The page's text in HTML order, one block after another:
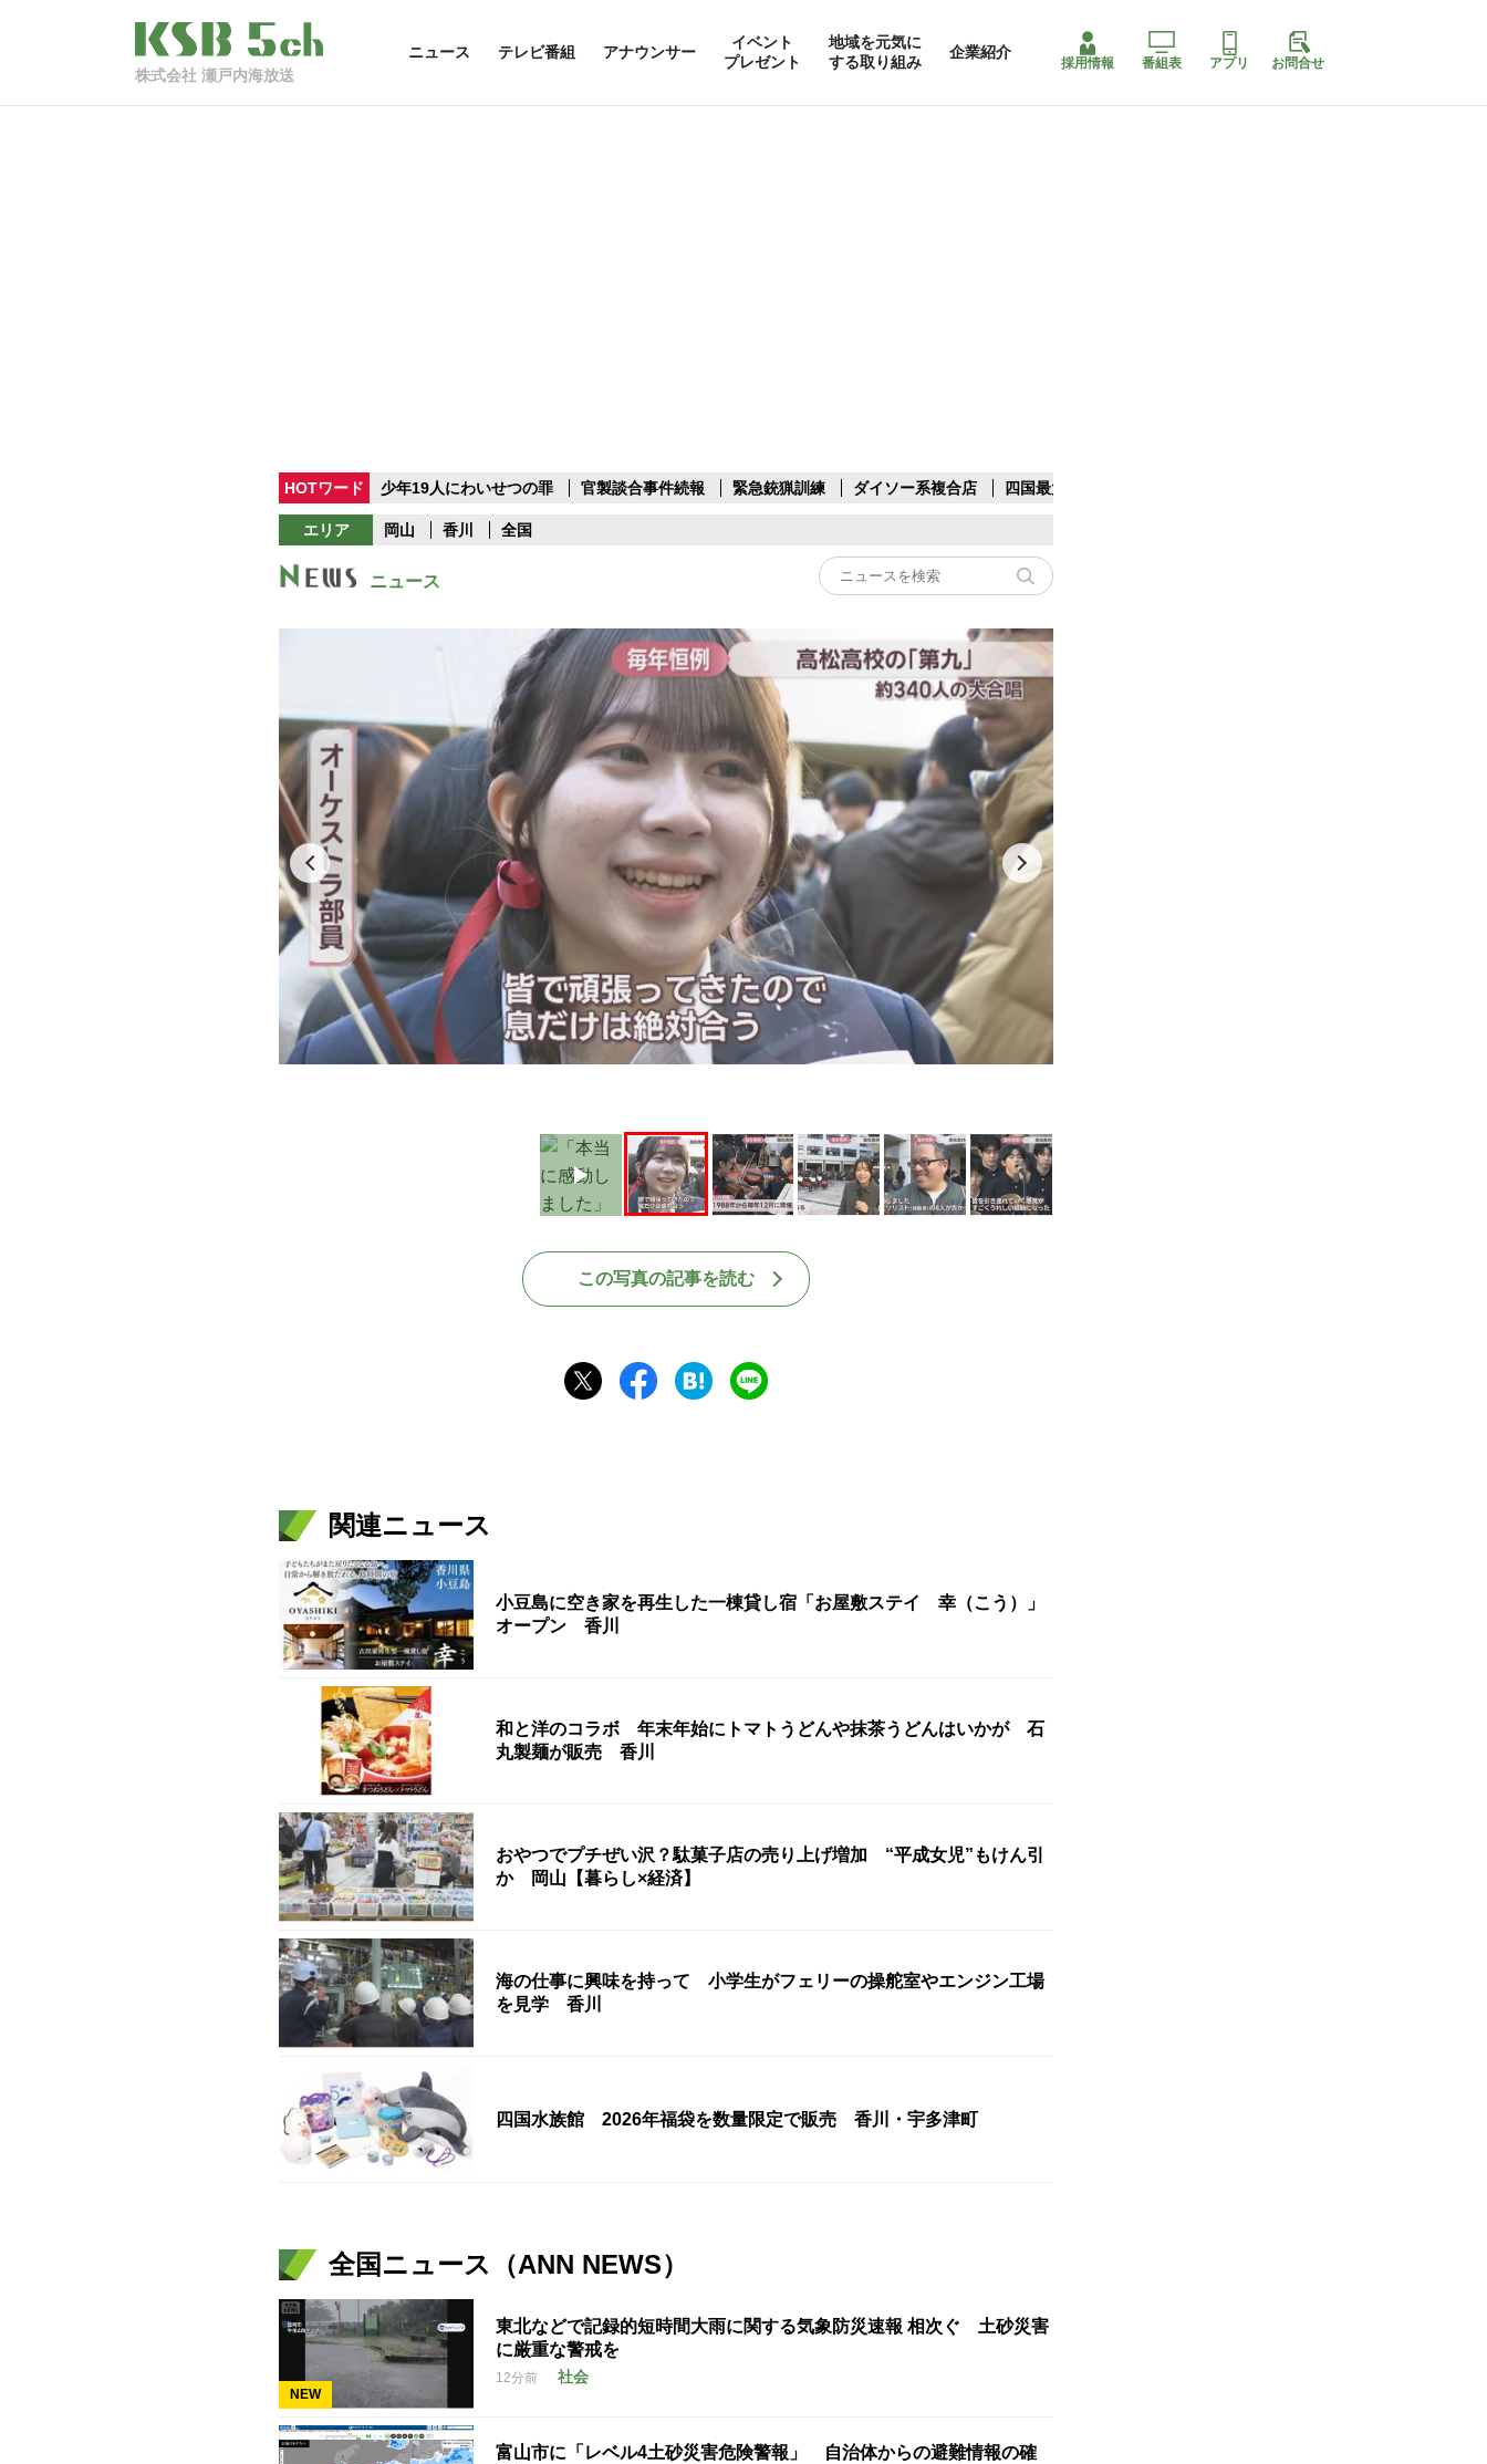
株式会社 瀬戸内海放送
ニュース テレビ番組 アナウンサー
イベント
プレゼント
地域を元気に
する取り組み
企業紹介
採用情報 番組表 アプリ お問合せ
HOTワード 少年19人にわいせつの罪 官製談合事件続報 緊急銃猟訓練 ダイソー系複合店 四国最大スリコ
エリア 岡山 香川 全国
ニュース
Play
この写真の記事を読む
関連ニュース
小豆島に空き家を再生した一棟貸し宿「お屋敷ステイ 幸（こう）」
オープン 香川
和と洋のコラボ 年末年始にトマトうどんや抹茶うどんはいかが 石
丸製麺が販売 香川
おやつでプチぜい沢？駄菓子店の売り上げ増加 “平成女児”もけん引
か 岡山【暮らし×経済】
海の仕事に興味を持って 小学生がフェリーの操舵室やエンジン工場
を見学 香川
四国水族館 2026年福袋を数量限定で販売 香川・宇多津町
全国ニュース（ANN NEWS）
NEW
東北などで記録的短時間大雨に関する気象防災速報 相次ぐ 土砂災害
に厳重な警戒を
12分前 社会
富山市に「レベル4土砂災害危険警報」 自治体からの避難情報の確